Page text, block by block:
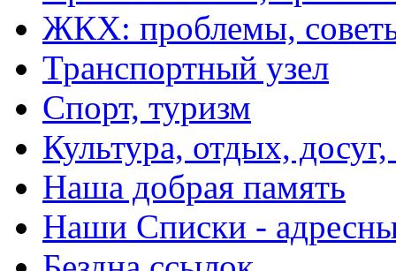
ЖКХ: проблемы,
Транспортный узел
Спорт, туризм
Культура, отдых,
Наша добрая память
Наши Списки -